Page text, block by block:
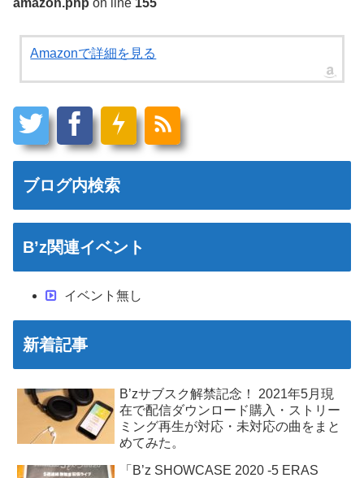
Amazonで詳細を見る
ブログ内検索
B’z関連イベント
イベント無し
新着記事
B’zサブスク解禁記念！ 2021年5月現
在で配信ダウンロード購入・ストリー
ミング再生が対応・未対応の曲をまと
めてみた。
「B’z SHOWCASE 2020 -5 ERAS